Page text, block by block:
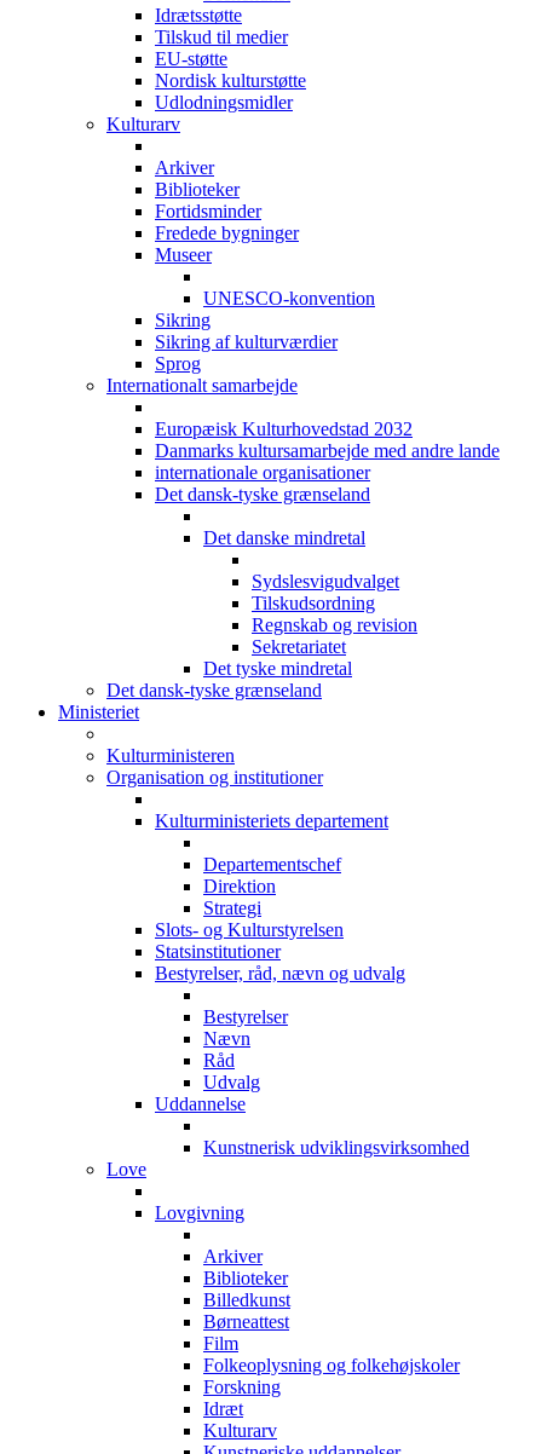
Idrætsstøtte
Tilskud til medier
EU-støtte
Nordisk kulturstøtte
Udlodningsmidler
Kulturarv
Arkiver
Biblioteker
Fortidsminder
Fredede bygninger
Museer
UNESCO-konvention
Sikring
Sikring af kulturværdier
Sprog
Internationalt samarbejde
Europæisk Kulturhovedstad 2032
Danmarks kultursamarbejde med andre lande
internationale organisationer
Det dansk-tyske grænseland
Det danske mindretal
Sydslesvigudvalget
Tilskudsordning
Regnskab og revision
Sekretariatet
Det tyske mindretal
Det dansk-tyske grænseland
Ministeriet
Kulturministeren
Organisation og institutioner
Kulturministeriets departement
Departementschef
Direktion
Strategi
Slots- og Kulturstyrelsen
Statsinstitutioner
Bestyrelser, råd, nævn og udvalg
Bestyrelser
Nævn
Råd
Udvalg
Uddannelse
Kunstnerisk udviklingsvirksomhed
Love
Lovgivning
Arkiver
Biblioteker
Billedkunst
Børneattest
Film
Folkeoplysning og folkehøjskoler
Forskning
Idræt
Kulturarv